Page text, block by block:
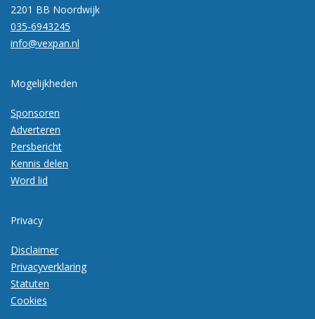
2201 BB Noordwijk
035-6943245
info@vexpan.nl
Mogelijkheden
Sponsoren
Adverteren
Persbericht
Kennis delen
Word lid
Privacy
Disclaimer
Privacyverklaring
Statuten
Cookies